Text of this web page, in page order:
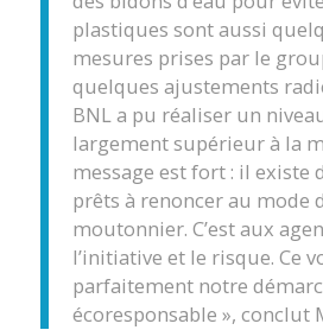
plastiques sont aussi
mesures prises par le
quelques ajustements
BNL a pu réaliser un
largement supérieur à la
message est fort : il existe
prêts à renoncer au mode
moutonnier. C’est aux
l’initiative et le risque. Ce
parfaitement notre
écoresponsable », conclut